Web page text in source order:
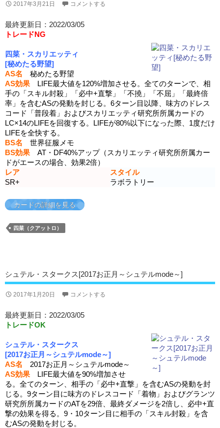
2017年3月21日 コメントする
最終更新日：2022/03/05
トレードNG
四菜・スカリエッティ
[秘めたる野望]
AS名 秘めたる野望
AS効果 LIFE最大値を120%増加させる。全てのターンで、相
手の「スキル封殺」「必中+直撃」「不撓」「不屈」「最終倍
率」を含むASの発動を封じる。6ターン目以降、味方のドレス
コード「普段着」およびスカリエッティ研究所所属カードの
LC×14のLIFEを回復する。LIFEが80%以下になった際、1度だけ
LIFEを全快する。
BS名 世界征服メモ
BS効果 AT・DF40%アップ（スカリエッティ研究所所属カー
ドがエースの場合、効果2倍）
レア
スタイル
SR+
ラボラトリー
カードの詳細を見る
四菜（クアットロ）
シュテル・スタークス[2017お正月～シュテルmode～]
2017年1月20日 コメントする
最終更新日：2022/03/05
トレードOK
シュテル・スタークス
[2017お正月～シュテルmode～]
AS名 2017お正月～シュテルmode～
AS効果 LIFE最大値を90%増加させ
る。全てのターン、相手の「必中+直撃」を含むASの発動を封
じる。9ターン目に味方のドレスコード「着物」およびグランツ
研究所所属カードのATを29倍、最終ダメージを2倍し、必中+直
撃の効果を得る。9・10ターン目に相手の「スキル封殺」を含
むASの発動を封じる。